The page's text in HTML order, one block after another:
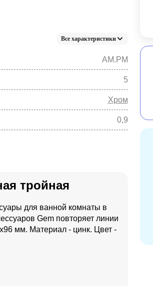
Все характеристики
AM.PM
5
Хром
0,9
тройная
для ванной комнаты в
Gem повторяет линии
мм. Материал - цинк. Цвет -